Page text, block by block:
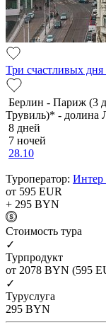
Три счастливых
Берлин - Париж (3
Трувиль)* - долина
8 дней
7 ночей
28.10
Туроператор: Интер
от 595 EUR
+ 295 BYN
Cтоимость тура
✓
Турпродукт
от 2078 BYN (595
✓
Туруслуга
295 BYN